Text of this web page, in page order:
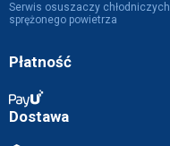
Serwis osuszaczy chłodniczych
sprężonego powietrza
Płatność
Dostawa